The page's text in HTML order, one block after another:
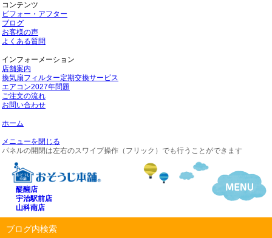
コンテンツ
ビフォー・アフター
ブログ
お客様の声
よくある質問
インフォーメーション
店舗案内
換気扇フィルター定期交換サービス
エアコン2027年問題
ご注文の流れ
お問い合わせ
ホーム
メニューを閉じる
パネルの開閉は左右のスワイプ操作（フリック）でも行うことができます
醍醐店
宇治駅前店
山科南店
ブログ内検索